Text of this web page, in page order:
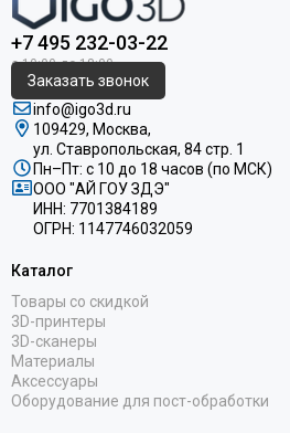
+7 495 232-03-22
Заказать звонок
info@igo3d.ru
109429, Москва,
ул. Ставропольская, 84 стр. 1
Пн–Пт: с 10 до 18 часов (по МСК)
ООО "АЙ ГОУ ЗДЭ"
ИНН: 7701384189
ОГРН: 1147746032059
Каталог
Товары со скидкой
3D-принтеры
3D-сканеры
Материалы
Аксессуары
Оборудование для пост-обработки